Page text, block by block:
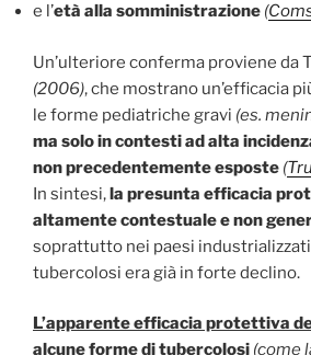
e l’età alla somministrazione (
Un’ulteriore conferma proviene da
(2006), che mostrano un’efficacia
le forme pediatriche gravi (es.
ma solo in contesti ad alta
non precedentemente esposte (
In sintesi,la presunta efficacia
altamente contestuale e non
soprattutto nei paesi
tubercolosi era già in forte declino.
L’apparente efficacia protettiva
alcune forme di tubercolosi (come